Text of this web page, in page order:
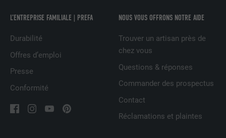
L’ENTREPRISE FAMILIALE | PREFA
Durabilité
Offres d’emploi
Presse
Conformité
NOUS VOUS OFFRONS NOTRE AIDE
Trouver un artisan près de
chez vous
Questions & réponses
Commander des prospectus
Contact
Réclamations et plaintes
FOURNISSEUR LinkedIn
EXPIRATION
Est utilisé pour suivre l'utilisateur sur
la publicité adaptée aux préférences de